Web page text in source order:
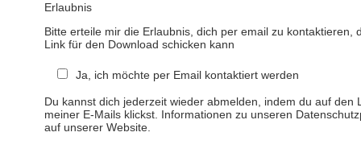
Erlaubnis
Bitte erteile mir die Erlaubnis, dich per email zu kontaktieren,
Link für den Download schicken kann
Ja, ich möchte per Email kontaktiert werden
Du kannst dich jederzeit wieder abmelden, indem du auf den
meiner E-Mails klickst. Informationen zu unseren
auf unserer Website.